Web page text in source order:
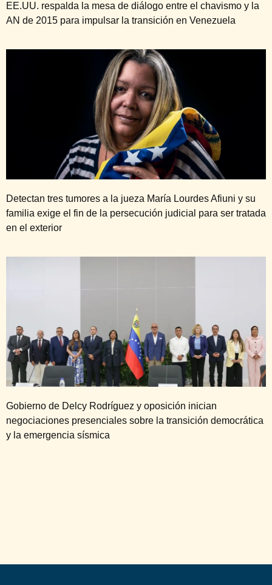
EE.UU. respalda la mesa de diálogo entre el chavismo y la
AN de 2015 para impulsar la transición en Venezuela
Detectan tres tumores a la jueza María Lourdes Afiuni y su
familia exige el fin de la persecución judicial para ser tratada
en el exterior
Gobierno de Delcy Rodríguez y oposición inician
negociaciones presenciales sobre la transición democrática
y la emergencia sísmica